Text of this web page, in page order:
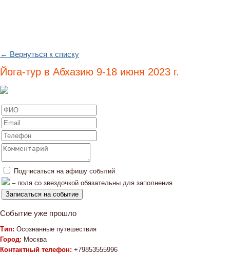
← Вернуться к списку
Йога-тур в Абхазию 9-18 июня 2023 г.
Подписаться на афишу событий
– поля со звездочкой обязательны для заполнения
Событие уже прошло
Тип: Осознанные путешествия
Город: Москва
Контактный телефон: +79853555996